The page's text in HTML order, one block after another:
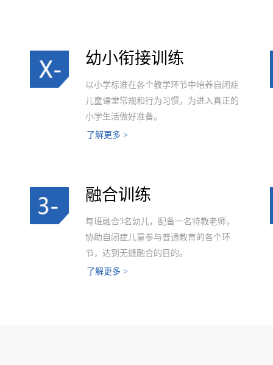
幼小衔接训练
以小学标准在各个教学环节中培养自闭症
儿童课堂常规和行为习惯，为进入真正的
小学生活做好准备。
了解更多 >
融合训练
每班融合3名幼儿，配备一名特教老师，
协助自闭症儿童参与普通教育的各个环
节，达到无缝融合的目的。
了解更多 >